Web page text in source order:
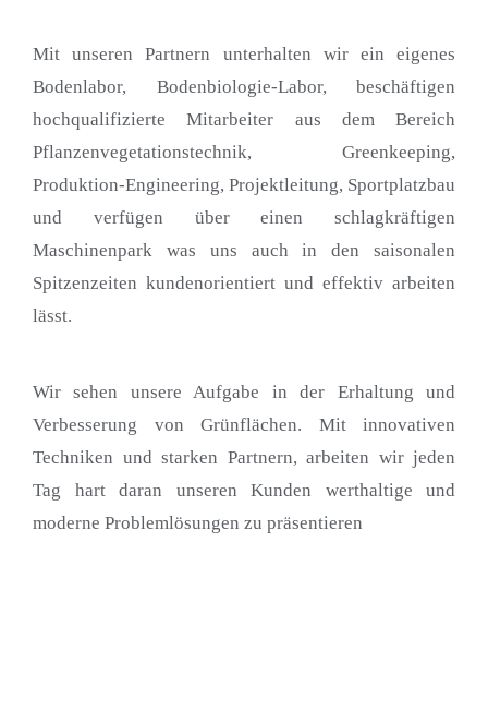
Mit unseren Partnern unterhalten wir ein eigenes
Bodenlabor, Bodenbiologie-Labor, beschäftigen
hochqualifizierte Mitarbeiter aus dem Bereich
Pflanzenvegetationstechnik, Greenkeeping,
Produktion-Engineering, Projektleitung, Sportplatzbau
und verfügen über einen schlagkräftigen
Maschinenpark was uns auch in den saisonalen
Spitzenzeiten kundenorientiert und effektiv arbeiten
lässt.
Wir sehen unsere Aufgabe in der Erhaltung und
Verbesserung von Grünflächen. Mit innovativen
Techniken und starken Partnern, arbeiten wir jeden
Tag hart daran unseren Kunden werthaltige und
moderne Problemlösungen zu präsentieren